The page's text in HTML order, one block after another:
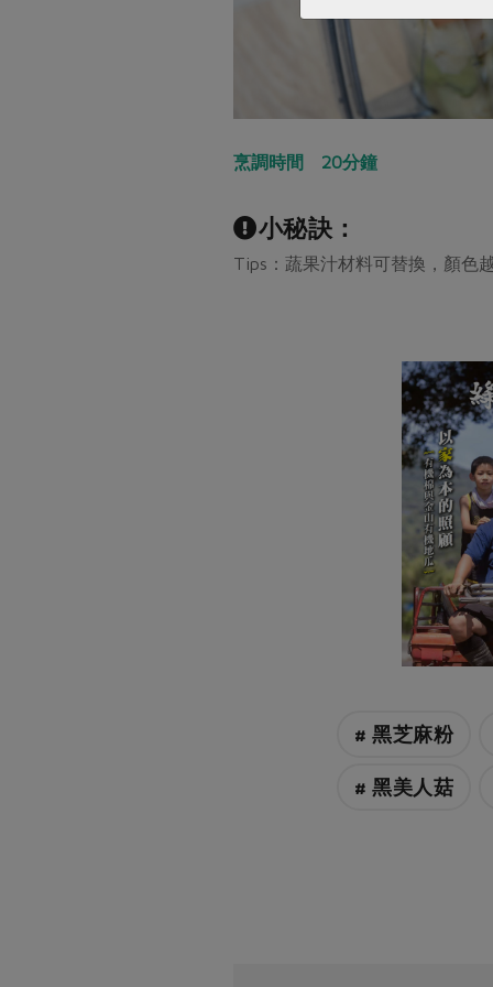
烹調時間 20分鐘
小秘訣：
Tips：蔬果汁材料可替換，顏色
# 黑芝麻粉
# 黑美人菇